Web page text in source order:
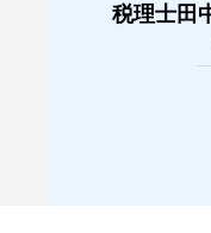
税理士田